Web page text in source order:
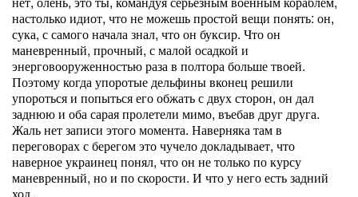
настолько идиот, что не можешь простой вещи понять: он,
сука, с самого начала знал, что он буксир. Что он
маневренный, прочный, с малой осадкой и
энерговооруженностью раза в полтора больше твоей.
Поэтому когда упоротые дельфины вконец решили
упороться и попыться его обжать с двух сторон, он дал
заднюю и оба сарая пролетели мимо, въебав друг друга.
Жаль нет записи этого момента. Наверняка там в
переговорах с берегом это чучело докладывает, что
наверное украинец понял, что он не только по курсу
маневренный, но и по скорости. И что у него есть задний